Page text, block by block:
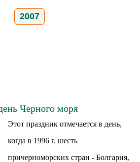
2007
Черного моря
Этот праздник отмечается в день,
когда в 1996 г. шесть
причерноморских стран - Болгария,